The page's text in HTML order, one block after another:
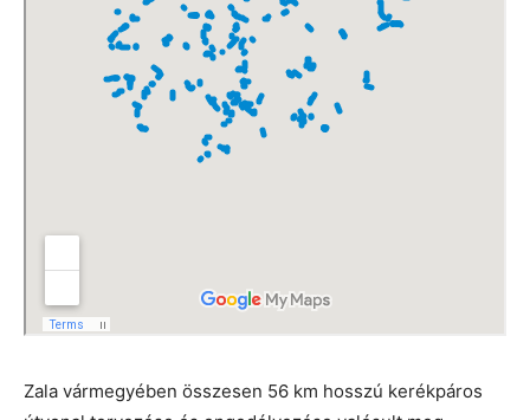
Zala vármegyében összesen 56 km hosszú kerékpáros